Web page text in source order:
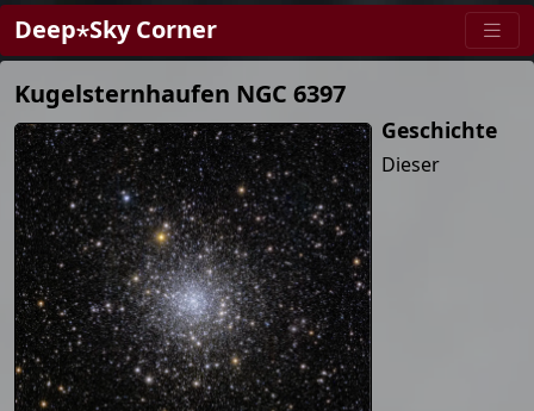
Deep⋆Sky Corner
Kugelsternhaufen NGC 6397
Geschichte
Dieser